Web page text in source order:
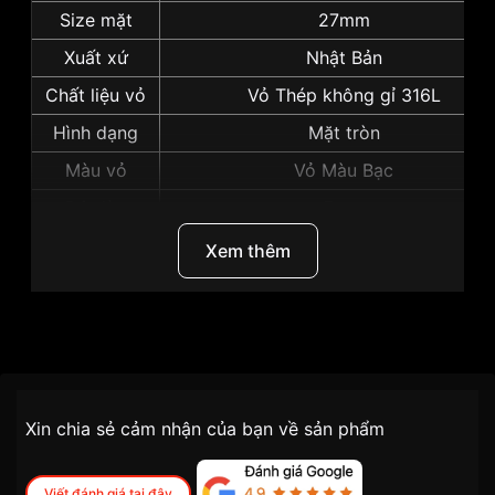
Size mặt
27mm
Xuất xứ
Nhật Bản
Chất liệu vỏ
Vỏ Thép không gỉ 316L
Hình dạng
Mặt tròn
Màu vỏ
Vỏ Màu Bạc
Những sản phẩm tương tự"Seiko 27mm Nữ
Xem thêm
Đối tượng sử dụng Nữ
tiện lợi –
nhanh chóng – minh bạch
Xin chia sẻ cảm nhận của bạn về sản phẩm